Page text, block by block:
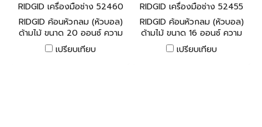
RIDGID เครื่องมือช่าง 52460
RIDGID ค้อนหัวกลม (หัวบอล)
ด้ามไม้ ขนาด 20 ออนซ์ ความ
ยาวรวม 14.1/2 นิ้ว #020
(52460) ริดยิท
เปรียบเทียบ
RIDGID เครื่องมือช่าง 52455
RIDGID ค้อนหัวกลม (หัวบอล)
ด้ามไม้ ขนาด 16 ออนซ์ ความ
ยาวรวม 14 นิ้ว #016 (52455)
ริดยิท
เปรียบเทียบ